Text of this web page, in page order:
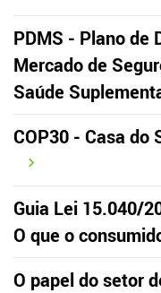
PDMS - Plano de
Mercado de
Saúde
COP30 - Casa do
Guia Lei 15.040/
O que o
O papel do setor